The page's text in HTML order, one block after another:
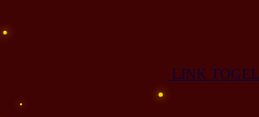
LINK TOGEL